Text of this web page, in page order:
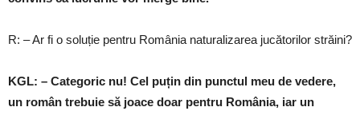
R: – Ar fi o soluție pentru România naturalizarea jucătorilor străini?
KGL: – Categoric nu! Cel puțin din punctul meu de vedere,
un român trebuie să joace doar pentru România, iar un